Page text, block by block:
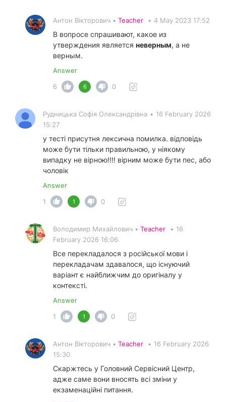
Антон Вікторович • Teacher • 4 May 2023 17:52
В вопросе спрашивают, какое из
утверждения является неверным, а не
верным.
Answer
6
6 0
Рудницька Софія Олександрівна • 16 February 2026
15:27
у тесті присутня лексична помилка. відповідь
може бути тільки правильною, у ніякому
випадку не вірною!!!! вірним може бути пес, або
чоловік
Answer
1
1 0
Володимир Михайлович • Teacher • 16
February 2026 16:06
Все перекладалося з російської мови і
перекладачам здавалося, що існуючий
варіант є найближчим до оригіналу у
контексті.
Answer
1
1 0
Антон Вікторович • Teacher • 16 February 2026
15:30
Скаржтесь у Головний Сервісний Центр,
адже саме вони вносять всі зміни у
екзаменаційні питання.